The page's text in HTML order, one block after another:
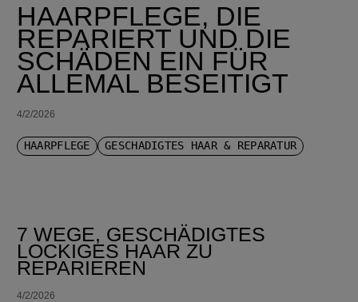
HAARPFLEGE, DIE
REPARIERT UND DIE
SCHÄDEN EIN FÜR
ALLEMAL BESEITIGT
4/2/2026
HAARPFLEGE GESCHÄDIGTES HAAR & REPARATUR
7 WEGE, GESCHÄDIGTES
LOCKIGES HAAR ZU
REPARIEREN
4/2/2026